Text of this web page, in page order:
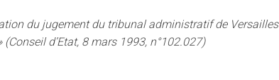
du jugement du tribunal administratif de
(Conseil d’Etat, 8 mars 1993, n°102.027)